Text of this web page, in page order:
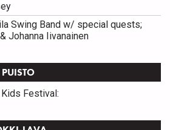
Swing Band w/ special quests;
Johanna Iivanainen
Festival: